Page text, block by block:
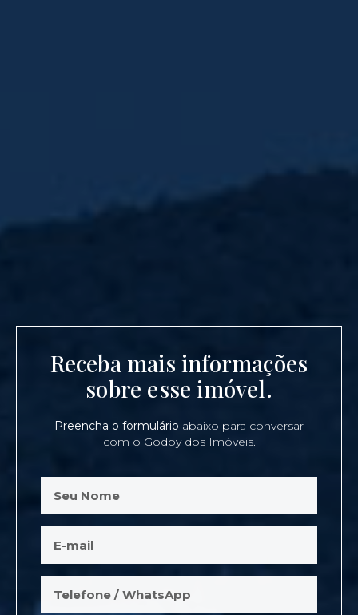
Receba mais informações
sobre esse imóvel.
Preencha o formulário abaixo para conversar
com o Godoy dos Imóveis.